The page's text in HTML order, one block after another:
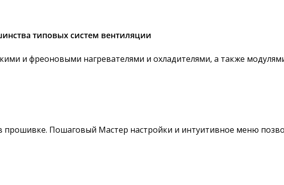
типовых систем вентиляции
и фреоновыми нагревателями и охладителями, а также
прошивке. Пошаговый Мастер настройки и интуитивное меню